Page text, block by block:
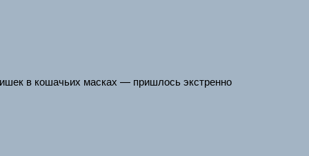
в кошачьих масках — пришлось экстренно